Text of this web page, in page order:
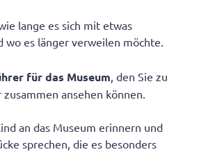
lange es sich mit etwas
wo es länger verweilen möchte.
für das Museum, den Sie zu
ansehen können.
an das Museum erinnern und
sprechen, die es besonders